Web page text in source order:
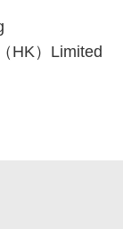
HK）Limited